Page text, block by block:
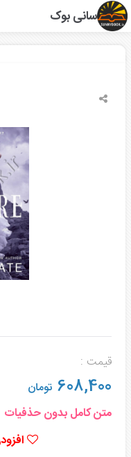
سانی بوک
قیمت :
608,400 تومان
متن کامل بدون حذفیات